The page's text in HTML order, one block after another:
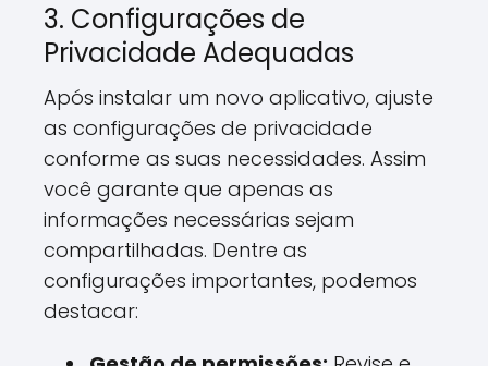
3. Configurações de
Privacidade Adequadas
Após instalar um novo aplicativo, ajuste
as configurações de privacidade
conforme as suas necessidades. Assim
você garante que apenas as
informações necessárias sejam
compartilhadas. Dentre as
configurações importantes, podemos
destacar: